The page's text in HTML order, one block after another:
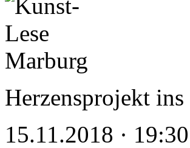
Herzensprojekt
15.11.2018 · 19:30